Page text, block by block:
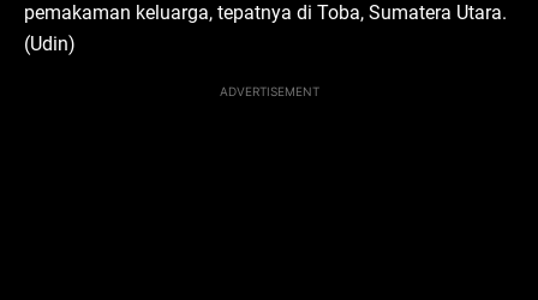
pemakaman keluarga, tepatnya di Toba, Sumatera Utara.
(Udin)
ADVERTISEMENT